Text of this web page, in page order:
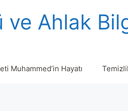
ve Ahlak
Muhammed’in Hayatı